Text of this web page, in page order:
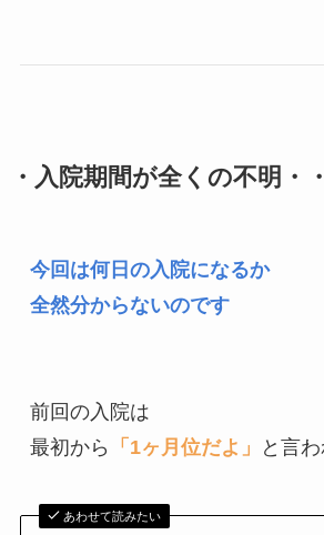
・入院期間が全くの不明・
今回は何日の入院になるか
全然分からないのです
前回の入院は
最初から
「1ヶ月位だよ」 と言
あわせて読みたい